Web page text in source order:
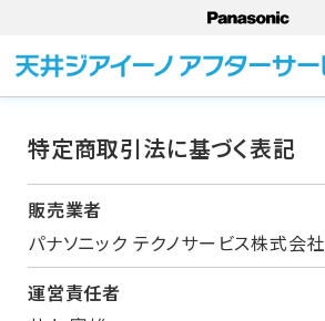
特定商取引法に基づく表記
販売業者
パナソニック テクノサービス株式会社
運営責任者